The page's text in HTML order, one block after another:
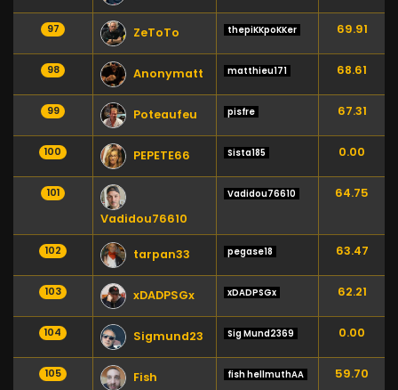
97 ZeToTo thepiKKpoKKer 69.91
98 Anonymatt matthieu171 68.61
99 Poteaufeu pisfre 67.31
100 PEPETE66 Sista185 0.00
101
Vadidou76610
Vadidou76610 64.75
102 tarpan33 pegase18 63.47
103 xDADPSGx xDADPSGx 62.21
104 Sigmund23 Sig Mund2369 0.00
105 Fish fish hellmuthAA 59.70